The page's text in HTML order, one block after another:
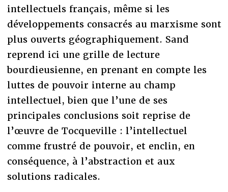
intellectuels français, même si les
développements consacrés au marxisme sont
plus ouverts géographiquement. Sand
reprend ici une grille de lecture
bourdieusienne, en prenant en compte les
luttes de pouvoir interne au champ
intellectuel, bien que l’une de ses
principales conclusions soit reprise de
l’œuvre de Tocqueville : l’intellectuel
comme frustré de pouvoir, et enclin, en
conséquence, à l’abstraction et aux
solutions radicales.